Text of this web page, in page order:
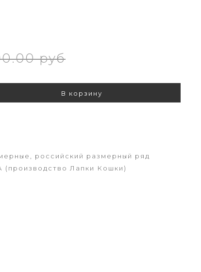
руб
В корзину
российский размерный ряд
(производство Лапки Кошки)